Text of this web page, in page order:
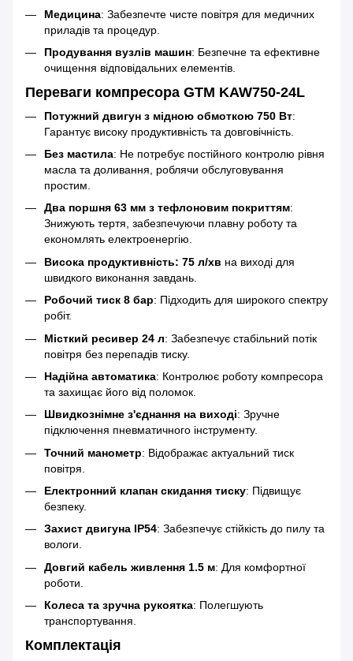
Медицина: Забезпечте чисте повітря для медичних
приладів та процедур.
Продування вузлів машин: Безпечне та ефективне
очищення відповідальних елементів.
Переваги компресора GTM KAW750-24L
Потужний двигун з мідною обмоткою 750 Вт:
Гарантує високу продуктивність та довговічність.
Без мастила: Не потребує постійного контролю рівня
масла та доливання, роблячи обслуговування
простим.
Два поршня 63 мм з тефлоновим покриттям:
Знижують тертя, забезпечуючи плавну роботу та
економлять електроенергію.
Висока продуктивність: 75 л/хв на виході для
швидкого виконання завдань.
Робочий тиск 8 бар: Підходить для широкого спектру
робіт.
Місткий ресивер 24 л: Забезпечує стабільний потік
повітря без перепадів тиску.
Надійна автоматика: Контролює роботу компресора
та захищає його від поломок.
Швидкознімне з'єднання на виході: Зручне
підключення пневматичного інструменту.
Точний манометр: Відображає актуальний тиск
повітря.
Електронний клапан скидання тиску: Підвищує
безпеку.
Захист двигуна IP54: Забезпечує стійкість до пилу та
вологи.
Довгий кабель живлення 1.5 м: Для комфортної
роботи.
Колеса та зручна рукоятка: Полегшують
транспортування.
Комплектація